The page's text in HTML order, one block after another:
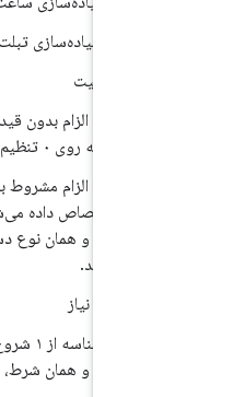
تب: پیاده‌سازی تبلت اندروید
وقتی الزام بدون قید و شرط
وقتی الزام مشروط باشد،
۱ اختصاص داده می‌شود و
بخش و
این شناسه از ۱ شروع
بخش و همان شرط، ۱ واحد افزایش می‌یابد.